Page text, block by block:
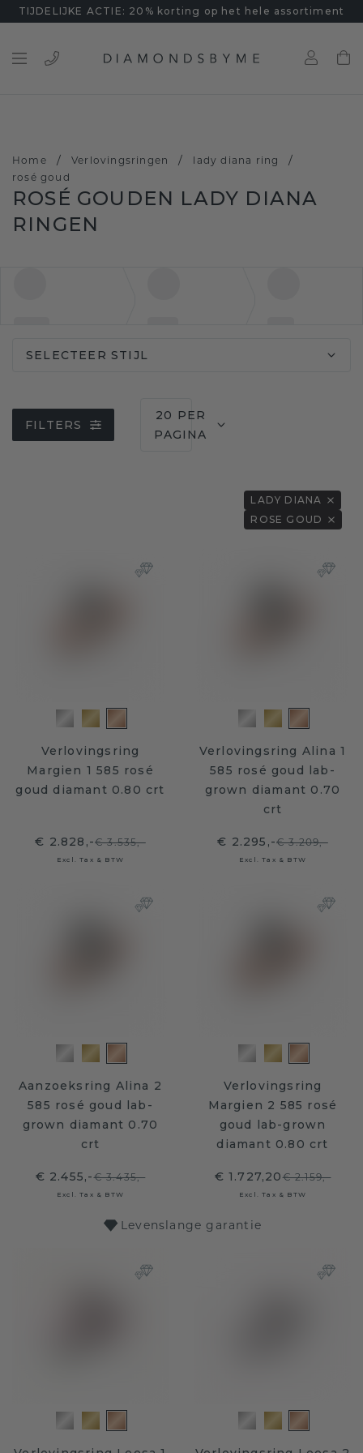
TIJDELIJKE ACTIE: 20% korting op het hele assortiment
Home / Verlovingsringen / lady diana ring /
rosé goud
ROSÉ GOUDEN LADY DIANA
RINGEN
SELECTEER STIJL
FILTERS
20 PER
PAGINA
LADY DIANA
ROSE GOUD
Verlovingsring
Margien 1 585 rosé
goud diamant 0.80 crt
€ 2.828,-€ 3.535,-
Excl. Tax & BTW
Verlovingsring Alina 1
585 rosé goud lab-
grown diamant 0.70
crt
€ 2.295,-€ 3.209,-
Excl. Tax & BTW
Aanzoeksring Alina 2
585 rosé goud lab-
grown diamant 0.70
crt
€ 2.455,-€ 3.435,-
Excl. Tax & BTW
Verlovingsring
Margien 2 585 rosé
goud lab-grown
diamant 0.80 crt
€ 1.727,20€ 2.159,-
Excl. Tax & BTW
Levenslange garantie